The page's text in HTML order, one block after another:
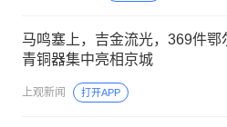
马鸣塞上，吉金流光，369件鄂
青铜器集中亮相京城
上观新闻 打开APP